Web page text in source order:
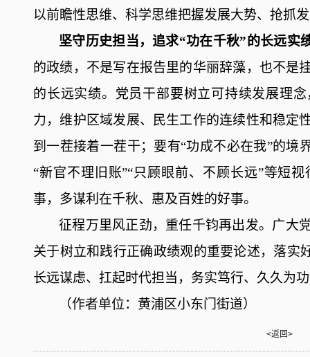
以前瞻性思维、科学思维把握发展大势、抢抓
坚守历史担当，追求“功在千秋”的长远实
的政绩，不是写在报告里的华丽辞藻，也不是
的长远实绩。党员干部要树立 可 持续发展理念
力，维护 区域发展、民生工作的连续性和稳定
到一茬接着一茬干；要有“功成不必在我”的境
“新官不理旧账”“只顾眼前、不顾长远”等短
事，多谋利在千秋、惠及百姓的好事。
征程万里风正劲，重任千钧再出发。 广大
关于树立和践行正确政绩观的重要论述， 落实
长远谋虑、扛起时代担当，务实笃行、久久为
（作者单位：黄浦区小东门街道）
<返回>